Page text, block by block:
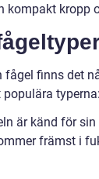
kompakt kropp
fågel finns det
typerna:
är känd för
främst i